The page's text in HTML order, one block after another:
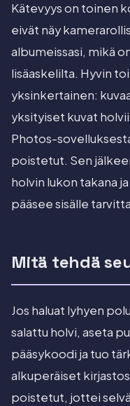
Kätevyys on toinen
eivät näy
albumeissasi, mikä
lisäaskelilta. Hyvin
yksinkertainen:
yksityiset kuvat
Photos-
poistetut. Sen
holvin lukon takana
pääsee sisälle
Mitä tehdä
Jos haluat lyhyen
salattu holvi, aseta
pääsykoodi ja tuo
alkuperäiset
poistetut, jottei